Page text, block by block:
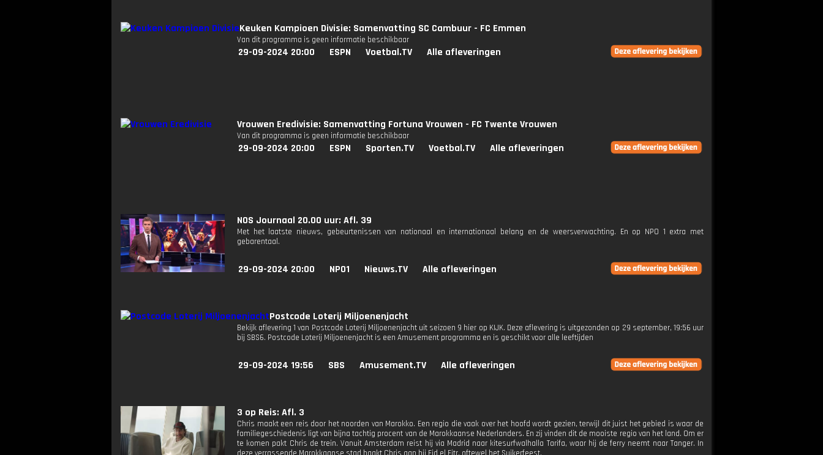
Keuken Kampioen Divisie: Samenvatting SC Cambuur - FC Emmen
Van dit programma is geen informatie beschikbaar
29-09-2024 20:00 ESPN Voetbal.TV Alle afleveringen
Vrouwen Eredivisie: Samenvatting Fortuna Vrouwen - FC Twente Vrouwen
Van dit programma is geen informatie beschikbaar
29-09-2024 20:00 ESPN Sporten.TV Voetbal.TV Alle afleveringen
NOS Journaal 20.00 uur: Afl. 39
Met het laatste nieuws, gebeurtenissen van nationaal en internationaal belang en de weersverwachting. En op NPO 1 extra met
gebarentaal.
29-09-2024 20:00 NPO1 Nieuws.TV Alle afleveringen
Postcode Loterij Miljoenenjacht
Bekijk aflevering 1 van Postcode Loterij Miljoenenjacht uit seizoen 9 hier op KIJK. Deze aflevering is uitgezonden op 29 september, 19:56 uur
bij SBS6. Postcode Loterij Miljoenenjacht is een Amusement programma en is geschikt voor alle leeftijden
29-09-2024 19:56 SBS Amusement.TV Alle afleveringen
3 op Reis: Afl. 3
Chris maakt een reis door het noorden van Marokko. Een regio die vaak over het hoofd wordt gezien, terwijl dit juist het gebied is waar de
familiegeschiedenis ligt van bijna tachtig procent van de Marokkaanse Nederlanders. En zij vinden dit de mooiste regio van het land. Om er
te komen pakt Chris de trein. Vanuit Amsterdam reist hij via Madrid naar kitesurfwalhalla Tarifa, waar hij de ferry neemt naar Tanger. In